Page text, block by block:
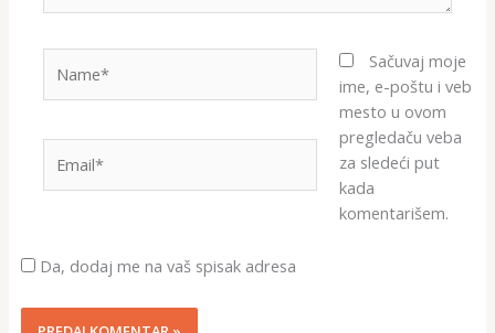
Sačuvaj moje
ime, e-poštu i veb
mesto u ovom
pregledaču veba
za sledeći put
kada
komentarišem.
Da, dodaj me na vaš spisak adresa